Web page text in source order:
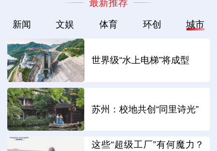
最新推荐
新闻 文娱 体育 环创 城市
世界级“水上电梯”将成型
苏州：校地共创“同里诗光”
这些“超级工厂”有何魔力？